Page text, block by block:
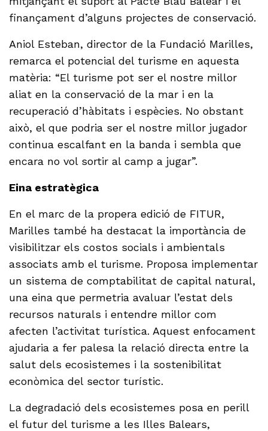
finançament d’alguns projectes de conservació.
Aniol Esteban, director de la Fundació Marilles,
remarca el potencial del turisme en aquesta
matèria: “El turisme pot ser el nostre millor
aliat en la conservació de la mar i en la
recuperació d’hàbitats i espècies. No obstant
això, el que podria ser el nostre millor jugador
continua escalfant en la banda i sembla que
encara no vol sortir al camp a jugar”.
Eina estratègica
En el marc de la propera edició de FITUR,
Marilles també ha destacat la importància de
visibilitzar els costos socials i ambientals
associats amb el turisme. Proposa implementar
un sistema de comptabilitat de capital natural,
una eina que permetria avaluar l’estat dels
recursos naturals i entendre millor com
afecten l’activitat turística. Aquest enfocament
ajudaria a fer palesa la relació directa entre la
salut dels ecosistemes i la sostenibilitat
econòmica del sector turístic.
La degradació dels ecosistemes posa en perill
el futur del turisme a les Illes Balears,